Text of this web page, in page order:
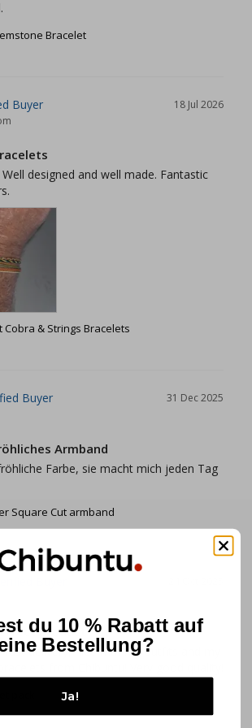
Bracelet
18 Jul 2026
designed and well made. Fantastic
Cobra & Strings Bracelets
31 Dec 2025
Armband
Farbe, sie macht mich jeden Tag
Square Cut armband
product
fast delivery, nice with my outfits and my
du 10 % Rabatt auf
Bestellung?
Ja!